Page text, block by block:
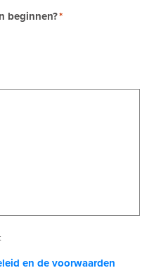
beginnen?
en de voorwaarden